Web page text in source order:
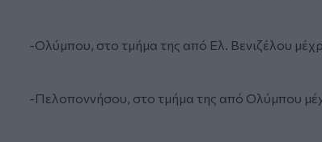
-Ολύμπου, στο τμήμα της από Ελ. Βενιζέλου
-Πελοποννήσου, στο τμήμα της από Ολύμπου